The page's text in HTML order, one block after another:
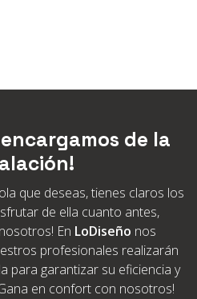
de la
que deseas, tienes claros los
de ella cuanto antes,
En LoDiseño nos
profesionales realizarán
para garantizar su eficiencia y
en confort con nosotros!